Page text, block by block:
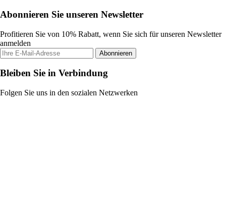
Abonnieren Sie unseren Newsletter
Profitieren Sie von 10% Rabatt, wenn Sie sich für unseren Newsletter
anmelden
Abonnieren
Bleiben Sie in Verbindung
Folgen Sie uns in den sozialen Netzwerken